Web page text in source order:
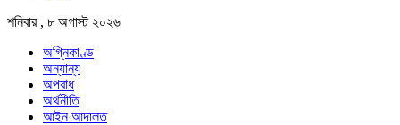
শনিবার , ৮ অগাস্ট ২০২৬
অগ্নিকাণ্ড
অন্যান্য
অপরাধ
অর্থনীতি
আইন আদালত